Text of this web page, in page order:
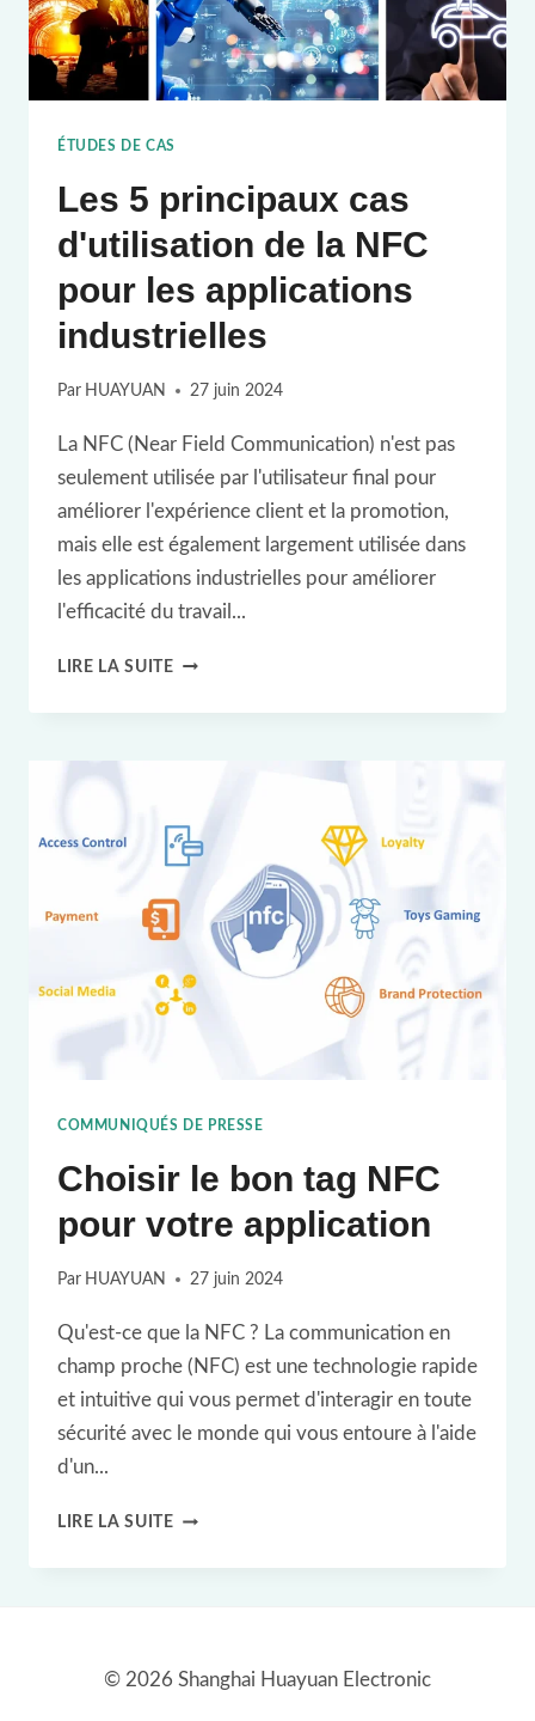
ÉTUDES DE CAS
Les 5 principaux cas
d'utilisation de la NFC
pour les applications
industrielles
Par HUAYUAN 27 juin 2024
La NFC (Near Field Communication) n'est pas
seulement utilisée par l'utilisateur final pour
améliorer l'expérience client et la promotion,
mais elle est également largement utilisée dans
les applications industrielles pour améliorer
l'efficacité du travail...
LIRE LA SUITELES
DE
LA
NFC
POUR
APPLICATIONS
COMMUNIQUÉS DE PRESSE
Choisir le bon tag NFC
pour votre application
Par HUAYUAN 27 juin 2024
Qu'est-ce que la NFC ? La communication en
champ proche (NFC) est une technologie rapide
et intuitive qui vous permet d'interagir en toute
sécurité avec le monde qui vous entoure à l'aide
d'un...
LIRE LA SUITECHOISIR
POUR
© 2026 Shanghai Huayuan Electronic